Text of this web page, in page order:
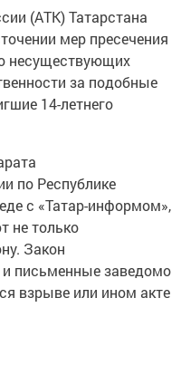
(АТК) Татарстана
мер пресечения
несуществующих
за подобные
14-летнего
по Республике
с «Татар-информом»,
не только
Закон
и письменные заведомо
взрыве или ином акте